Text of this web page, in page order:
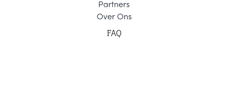
Partners
Over Ons
FAQ